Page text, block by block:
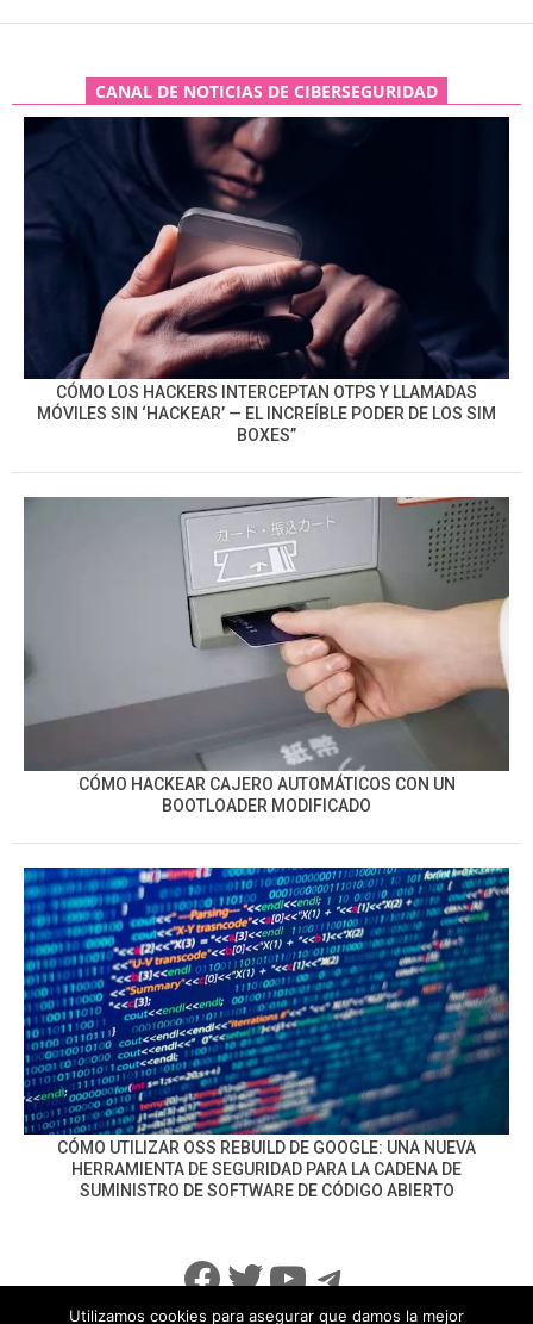
CANAL DE NOTICIAS DE CIBERSEGURIDAD
CÓMO LOS HACKERS INTERCEPTAN OTPS Y LLAMADAS
MÓVILES SIN ‘HACKEAR’ — EL INCREÍBLE PODER DE LOS SIM
BOXES”
CÓMO HACKEAR CAJERO AUTOMÁTICOS CON UN
BOOTLOADER MODIFICADO
CÓMO UTILIZAR OSS REBUILD DE GOOGLE: UNA NUEVA
HERRAMIENTA DE SEGURIDAD PARA LA CADENA DE
SUMINISTRO DE SOFTWARE DE CÓDIGO ABIERTO
Facebook
Twitter
YouTube
Telegram
Utilizamos cookies para asegurar que damos la mejor